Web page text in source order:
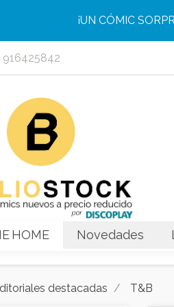
¡UN CÓMIC
916425842
HOME Novedades
destacadas T&B